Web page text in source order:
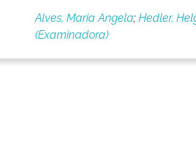
Alves, Maria Angela;Hedler,
(Examinadora)